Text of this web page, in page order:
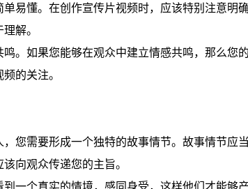
易懂。在创作宣传片视频时，应该特别注意明
解。
。如果您能够在观众中建立情感共鸣，那么您
的关注。
您需要形成一个独特的故事情节。故事情节应
向观众传递您的主旨。
一个真实的情境，感同身受，这样他们才能够